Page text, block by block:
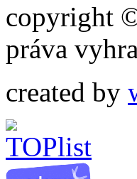
copyright
práva
created by